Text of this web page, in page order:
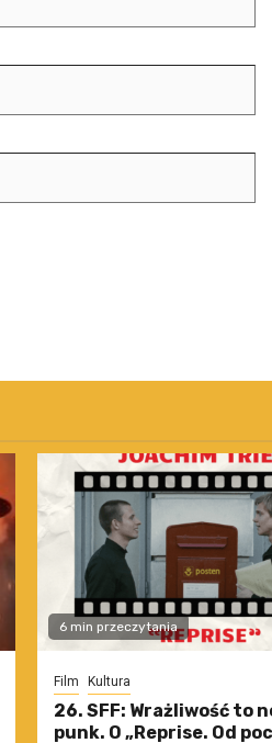
6 min przeczytania
Film Kultura
26. SFF: Wrażliwość to
punk. O „Reprise. Od